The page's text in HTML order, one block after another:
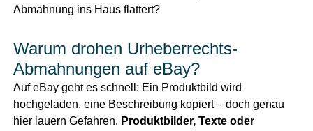
Abmahnung ins Haus flattert?
Warum drohen Urheberrechts-
Abmahnungen auf eBay?
Auf eBay geht es schnell: Ein Produktbild wird
hochgeladen, eine Beschreibung kopiert – doch genau
hier lauern Gefahren. Produktbilder, Texte oder